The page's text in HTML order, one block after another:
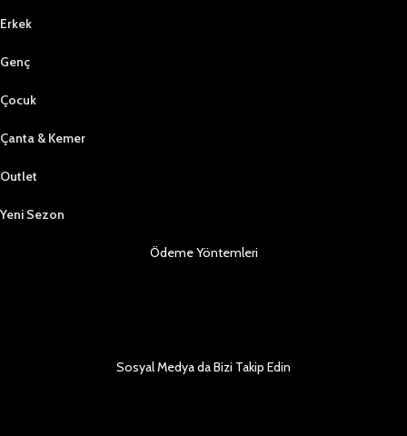
Erkek
Genç
Çocuk
Çanta & Kemer
Outlet
Yeni Sezon
Ödeme Yöntemleri
Sosyal Medya da Bizi Takip Edin